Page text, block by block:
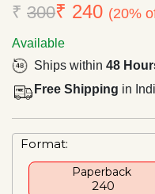
₹ 300₹ 240 (20%
Available
Ships within 48
Free Shipping in
Format:
Paperback
₹ 240